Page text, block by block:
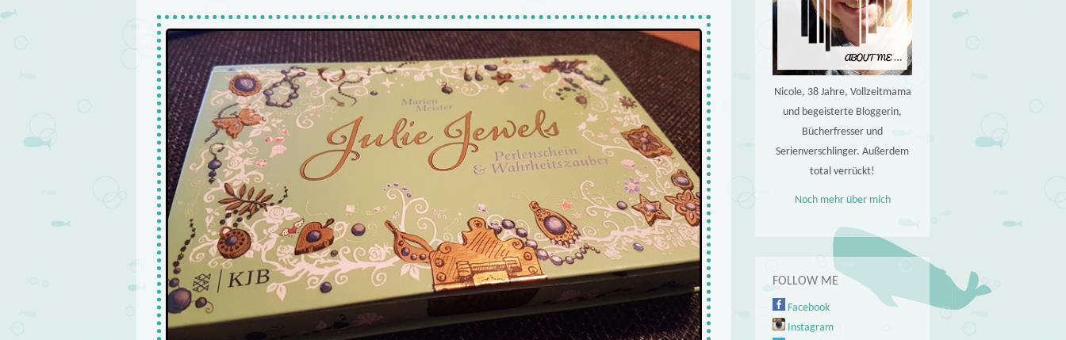
Nicole, 38 Jahre, Vollzeitmama
und begeisterte Bloggerin,
Bücherfresser und
Serienverschlinger. Außerdem
total verrückt!
Noch mehr über mich
FOLLOW ME
Facebook
Instagram